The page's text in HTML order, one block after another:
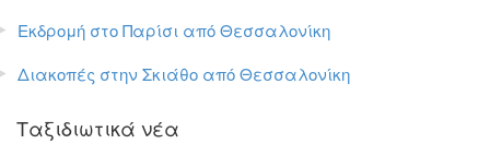
Εκδρομή στο Παρίσι από Θεσσαλονίκη
Διακοπές στην Σκιάθο από Θεσσαλονίκη
Ταξιδιωτικά νέα